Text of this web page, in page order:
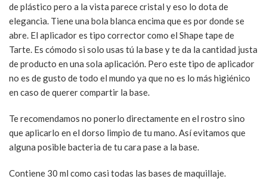
de plástico pero a la vista parece cristal y eso lo dota de
elegancia. Tiene una bola blanca encima que es por donde se
abre. El aplicador es tipo corrector como el Shape tape de
Tarte. Es cómodo si solo usas tú la base y te da la cantidad justa
de producto en una sola aplicación. Pero este tipo de aplicador
no es de gusto de todo el mundo ya que no es lo más higiénico
en caso de querer compartir la base.
Te recomendamos no ponerlo directamente en el rostro sino
que aplicarlo en el dorso limpio de tu mano. Así evitamos que
alguna posible bacteria de tu cara pase a la base.
Contiene 30 ml como casi todas las bases de maquillaje.